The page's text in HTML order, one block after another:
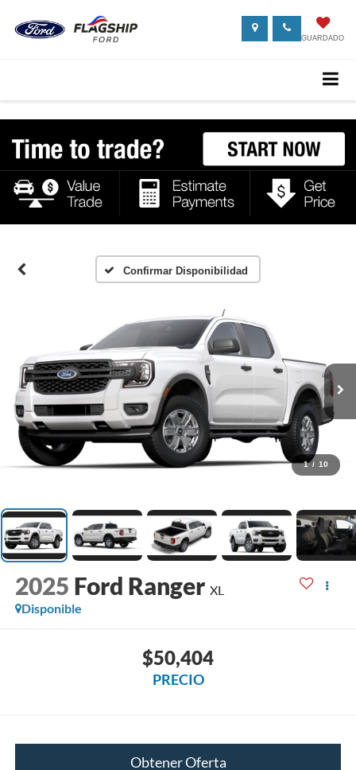
GUARDADO
Confirmar Disponibilidad
1 / 10
2025 Ford Ranger XL
Disponible
$50,404
PRECIO
Obtener Oferta